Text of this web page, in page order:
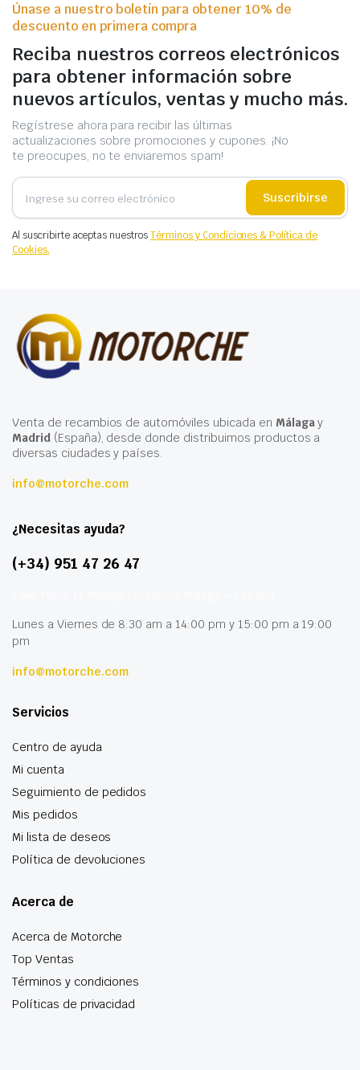
Únase a nuestro boletín para obtener 10% de
descuento en primera compra
Reciba nuestros correos electrónicos
para obtener información sobre
nuevos artículos, ventas y mucho más.
Regístrese ahora para recibir las últimas
actualizaciones sobre promociones y cupones. ¡No
te preocupes, no te enviaremos spam!
Suscribirse
Al suscribirte aceptas nuestrosTérminos y Condiciones & Política de
Cookies.
Venta de recambios de automóviles ubicada en Málagay
Madrid(España), desde donde distribuimos productos a
diversas ciudades y países.
info@motorche.com
¿Necesitas ayuda?
(+34) 951 47 26 47
Lunes a Viernes de 8:30 am a 14:00 pm y 15:00 pm a 19:00
pm
info@motorche.com
Servicios
Centro de ayuda
Mi cuenta
Seguimiento de pedidos
Mis pedidos
Mi lista de deseos
Política de devoluciones
Acerca de
Acerca de Motorche
Top Ventas
Términos y condiciones
Políticas de privacidad